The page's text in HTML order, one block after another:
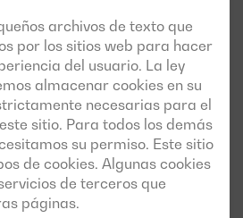
archivos de texto que
por los sitios web para hacer
del usuario. La ley
almacenar cookies en su
necesarias para el
sitio. Para todos los demás
su permiso. Este sitio
de cookies. Algunas cookies
de terceros que
páginas.
el suministro del
este complejo logístico.
de la instalación se
1.250kVA stand-by.
de este proyecto era
operativade la
las24 horas de autonomía
eventuales fallos en la red